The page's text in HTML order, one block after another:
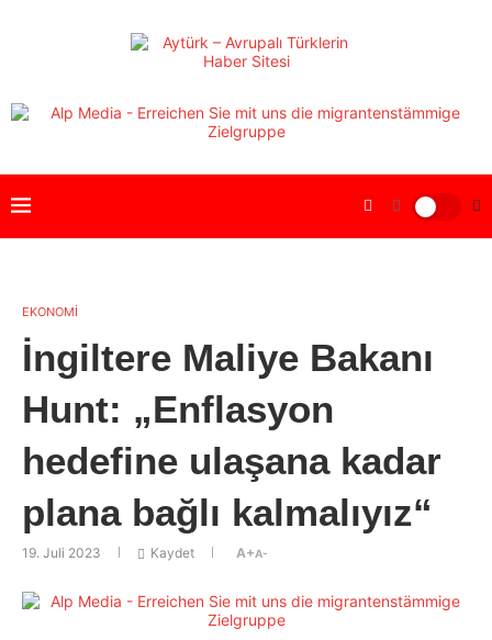
EKONOMİ
İngiltere Maliye Bakanı
Hunt: „Enflasyon
hedefine ulaşana kadar
plana bağlı kalmalıyız“
19. Juli 2023 Kaydet A+A-